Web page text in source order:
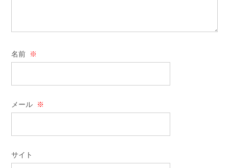
名前 ※
メール ※
サイト